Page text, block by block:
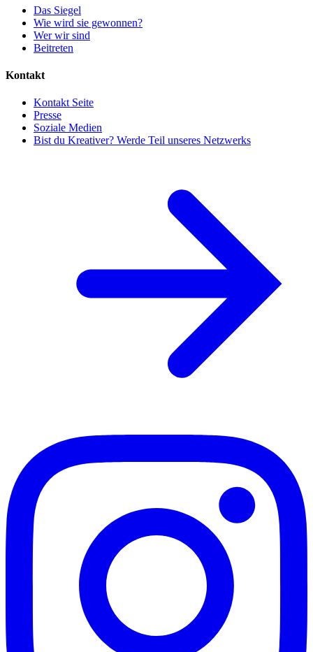
Das Siegel
Wie wird sie gewonnen?
Wer wir sind
Beitreten
Kontakt
Kontakt Seite
Presse
Soziale Medien
Bist du Kreativer? Werde Teil unseres Netzwerks